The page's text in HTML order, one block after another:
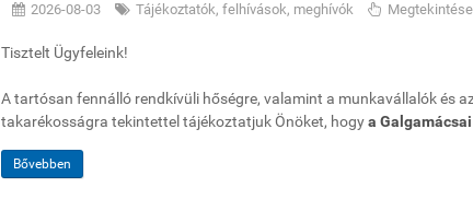
2026-08-03 Tájékoztatók, felhívások, meghívók
Tisztelt Ügyfeleink!
A tartósan fennálló rendkívüli hőségre, valamint a munkavállalók és
takarékosságra tekintettel tájékoztatjuk Önöket, hogya
Bővebben